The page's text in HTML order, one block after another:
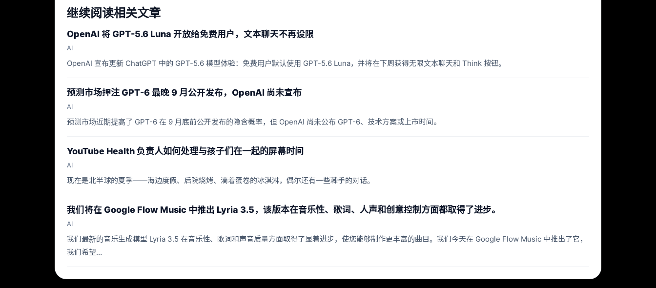
继续阅读相关文章
OpenAI 将 GPT-5.6 Luna 开放给免费用户，文本聊天不再设限
AI
OpenAI 宣布更新 ChatGPT 中的 GPT-5.6 模型体验：免费用户默认使用 GPT-5.6 Luna，并将在下周获得无限文本聊天和 Think 按钮。
预测市场押注 GPT-6 最晚 9 月公开发布，OpenAI 尚未宣布
AI
预测市场近期提高了 GPT-6 在 9 月底前公开发布的隐含概率，但 OpenAI 尚未公布 GPT-6、技术方案或上市时间。
YouTube Health 负责人如何处理与孩子们在一起的屏幕时间
AI
现在是北半球的夏季——海边度假、后院烧烤、滴着蛋卷的冰淇淋，偶尔还有一些棘手的对话。
我们将在 Google Flow Music 中推出 Lyria 3.5，该版本在音乐性、歌词、人声和创意控制方面都取得了进步。
AI
我们最新的音乐生成模型 Lyria 3.5 在音乐性、歌词和声音质量方面取得了显着进步，使您能够制作更丰富的曲目。我们今天在 Google Flow Music 中推出了它，
我们希望…